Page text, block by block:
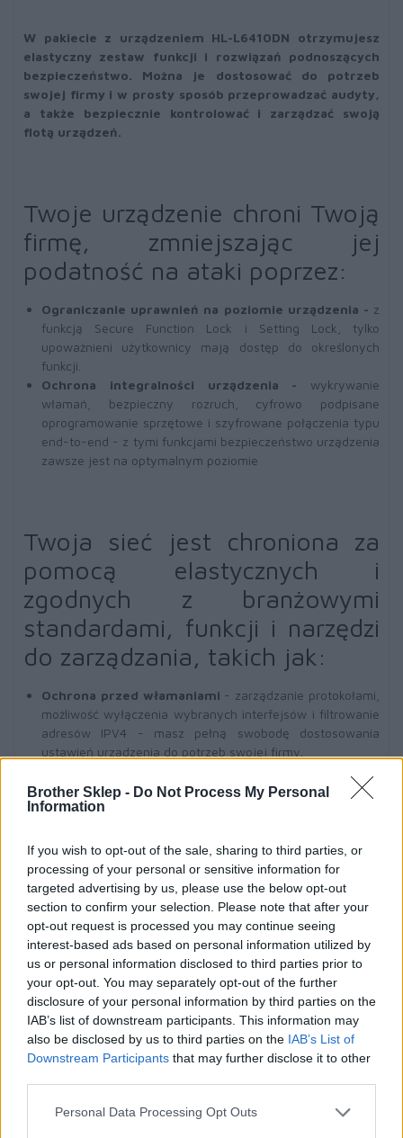
Brother Sklep - Do Not Process My Personal
Information
If you wish to opt-out of the sale, sharing to third parties, or
processing of your personal or sensitive information for
targeted advertising by us, please use the below opt-out
section to confirm your selection. Please note that after your
opt-out request is processed you may continue seeing
interest-based ads based on personal information utilized by
us or personal information disclosed to third parties prior to
your opt-out. You may separately opt-out of the further
disclosure of your personal information by third parties on the
IAB’s list of downstream participants. This information may
also be disclosed by us to third parties on the IAB’s List of
Downstream Participants that may further disclose it to other
Personal Data Processing Opt Outs
W pakiecie z urządzeniem HL-L6410DN otrzymujesz
elastyczny zestaw funkcji i rozwiązań podnoszących
bezpieczeństwo. Można je dostosować do potrzeb
swojej firmy i w prosty sposób przeprowadzać audyty,
a także bezpiecznie kontrolować i zarządzać swoją
flotą urządzeń.
Twoje urządzenie chroni Twoją
firmę, zmniejszając jej
podatność na ataki poprzez:
Ograniczanie uprawnień na poziomie urządzenia - z
funkcją Secure Function Lock i Setting Lock, tylko
upoważnieni użytkownicy mają dostęp do określonych
funkcji.
Ochrona integralności urządzenia - wykrywanie
włamań, bezpieczny rozruch, cyfrowo podpisane
oprogramowanie sprzętowe i szyfrowane połączenia typu
end-to-end - z tymi funkcjami bezpieczeństwo urządzenia
zawsze jest na optymalnym poziomie
Twoja sieć jest chroniona za
pomocą elastycznych i
zgodnych z branżowymi
standardami, funkcji i narzędzi
do zarządzania, takich jak:
Ochrona przed włamaniami - zarządzanie protokołami,
możliwość wyłączenia wybranych interfejsów i filtrowanie
adresów IPV4 - masz pełną swobodę dostosowania
ustawień urządzenia do potrzeb swojej firmy.
połączenia z sieciami przewodowymi i bezprzewodowymi
klasy korporacyjnej dzięki zastosowaniu uwierzytelnienia
Bezpieczna szyfrowana komunikacja - dzięki
zastosowaniu elastycznych standardów branżowych,
takich jak TLS, SSH, IPSEC, HTTPS i SNMP3, Twoja firma
może dostosować urządzenie do specyfiki swojej sieci.
Łatwe zarządzanie i konfigurowanie profilu
bezpieczeństwa- dzięki takim narzędziom jak Device
Master Settings, BRAdmin Pro 4 i Mass Deployment Tool
wybrane ustawienia można zastosować do całych flot
urządzeń pracujących w Twojej firmie.
Audyt urządzeń- dzięki integracji z usługą SIEM poprzez
Syslog można zbierać informacje o wykorzystaniu
urządzeń w czasie rzeczywistym.